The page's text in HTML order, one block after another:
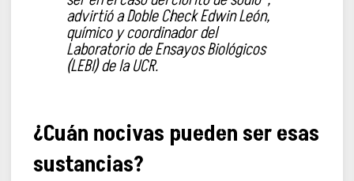
advirtió a Doble Check Edwin León,
químico y coordinador del
Laboratorio de Ensayos Biológicos
(LEBI) de la UCR.
¿Cuán nocivas pueden ser esas
sustancias?